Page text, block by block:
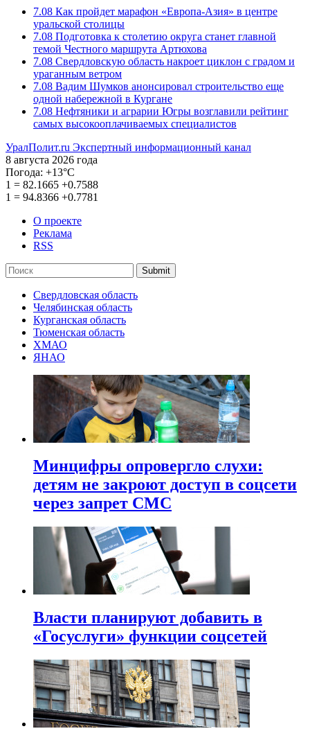
7.08 Как пройдет марафон «Европа-Азия» в центре
уральской столицы
7.08 Подготовка к столетию округа станет главной
темой Честного маршрута Артюхова
7.08 Свердловскую область накроет циклон с градом и
ураганным ветром
7.08 Вадим Шумков анонсировал строительство еще
одной набережной в Кургане
7.08 Нефтяники и аграрии Югры возглавили рейтинг
самых высокооплачиваемых специалистов
УралПолит.ru Экспертный информационный канал
8 августа 2026 года
Погода: +13°С
1 = 82.1665 +0.7588
1 = 94.8366 +0.7781
О проекте
Реклама
RSS
Submit
Свердловская область
Челябинская область
Курганская область
Тюменская область
ХМАО
ЯНАО
Минцифры опровергло слухи:
детям не закроют доступ в соцсети
через запрет СМС
Власти планируют добавить в
«Госуслуги» функции соцсетей